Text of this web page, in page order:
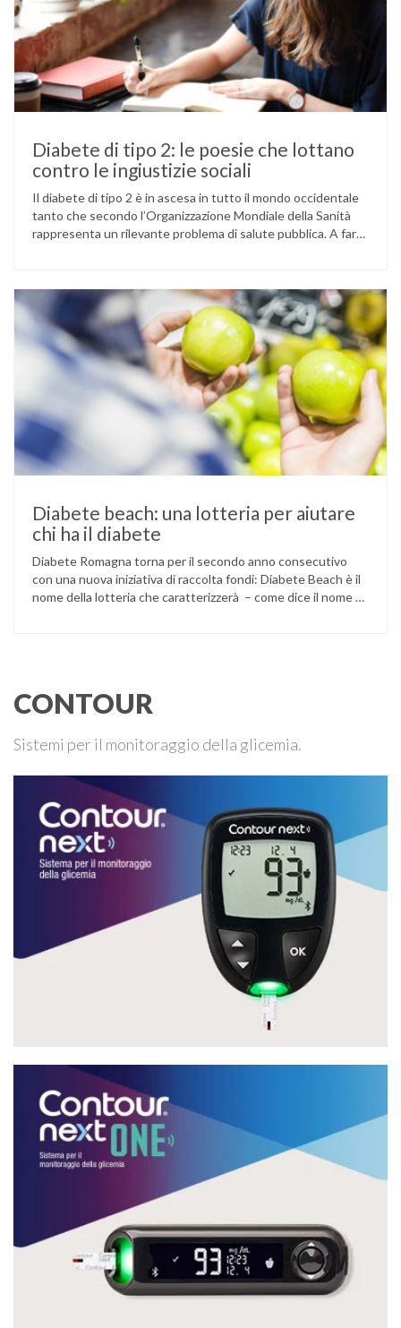
Diabete di tipo 2: le poesie che lottano
contro le ingiustizie sociali
Il diabete di tipo 2 è in ascesa in tutto il mondo occidentale
tanto che secondo l’Organizzazione Mondiale della Sanità
rappresenta un rilevante problema di salute pubblica. A fare
che la salute non è esclusivamente un problema individuale
Diabete beach: una lotteria per aiutare
chi ha il diabete
Diabete Romagna torna per il secondo anno consecutivo
con una nuova iniziativa di raccolta fondi: Diabete Beach è il
nome della lotteria che caratterizzerà – come dice il nome –
CONTOUR
Sistemi per il monitoraggio della glicemia.